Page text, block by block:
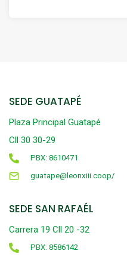
SEDE GUATAPÉ
Plaza Principal Guatapé
Cll 30 30-29
PBX: 8610471
guatape@leonxiii.coop/
SEDE SAN RAFAÉL
Carrera 19 Cll 20 -32
PBX: 8586142